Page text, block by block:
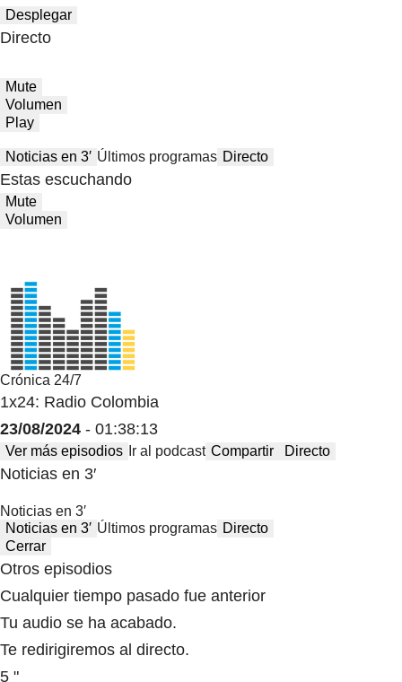
Desplegar
Directo
Mute
Volumen
Play
Noticias en 3′ Últimos programas Directo
Estas escuchando
Mute
Volumen
Crónica 24/7
1x24: Radio Colombia
23/08/2024 - 01:38:13
Ver más episodios Ir al podcast Compartir Directo
Noticias en 3′
Noticias en 3′
Noticias en 3′ Últimos programas Directo
Cerrar
Otros episodios
Cualquier tiempo pasado fue anterior
Tu audio se ha acabado.
Te redirigiremos al directo.
5 "